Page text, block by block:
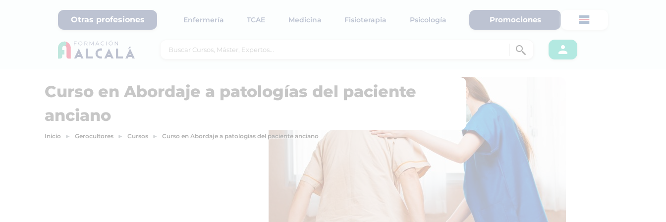
Otras profesiones Enfermería TCAE Medicina Fisioterapia Psicología Promociones
Curso en Abordaje a patologías del paciente
anciano
Inicio Gerocultores Cursos Curso en Abordaje a patologías del paciente anciano